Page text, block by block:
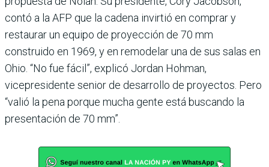
contó a la AFP que la cadena invirtió en comprar y
restaurar un equipo de proyección de 70 mm
construido en 1969, y en remodelar una de sus salas en
Ohio. “No fue fácil”, explicó Jordan Hohman,
vicepresidente senior de desarrollo de proyectos. Pero
“valió la pena porque mucha gente está buscando la
presentación de 70 mm”.